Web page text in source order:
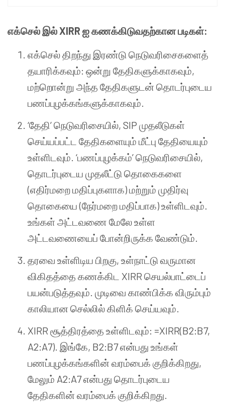
எக்செல் இல் XIRR ஐ கணக்கிடுவதற்கான படிகள்:
எக்செல் திறந்து இரண்டு நெடுவரிசைகளைத்
தயாரிக்கவும்: ஒன்று தேதிகளுக்காகவும்,
மற்றொன்று அந்த தேதிகளுடன் தொடர்புடைய
பணப்புழக்கங்களுக்காகவும்.
‘தேதி’ நெடுவரிசையில், SIP முதலீடுகள்
செய்யப்பட்ட தேதிகளையும் மீட்பு தேதியையும்
உள்ளிடவும். ‘பணப்புழக்கம்’ நெடுவரிசையில்,
தொடர்புடைய முதலீட்டு தொகைகளை
(எதிர்மறை மதிப்புகளாக) மற்றும் முதிர்வு
தொகையை (நேர்மறை மதிப்பாக) உள்ளிடவும்.
உங்கள் அட்டவணை மேலே உள்ள
அட்டவணையைப் போன்றிருக்க வேண்டும்.
தரவை உள்ளிடிய பிறகு, உள்நாட்டு வருமான
விகிதத்தை கணக்கிட XIRR செயல்பாட்டைப்
பயன்படுத்தவும். முடிவை காண்பிக்க விரும்பும்
காலியான செல்லில் கிளிக் செய்யவும்.
XIRR சூத்திரத்தை உள்ளிடவும்: =XIRR(B2:B7,
A2:A7). இங்கே, B2:B7 என்பது உங்கள்
பணப்புழக்கங்களின் வரம்பைக் குறிக்கிறது,
மேலும் A2:A7 என்பது தொடர்புடைய
தேதிகளின் வரம்பைக் குறிக்கிறது.